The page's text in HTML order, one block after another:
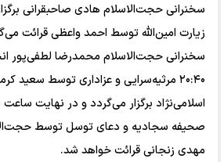
سخنرانی حجت‌الاسلام محمدرضا لطفی‌پور
۲۰:۴۰ مرثیه‌سرایی و عزاداری توسط سعید
صحیفه سجادیه و دعای توسل توسط
مهدی زنجانی قرائت خواهد شد.